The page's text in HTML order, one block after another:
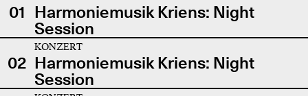
01 Harmoniemusik Kriens: Night
Session
02
KONZERT
Harmoniemusik Kriens: Night
Session